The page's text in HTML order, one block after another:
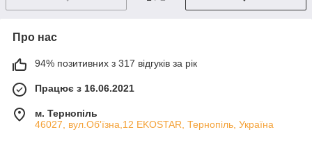
Про нас
94% позитивних з 317 відгуків за рік
Працює з 16.06.2021
м. Тернопіль
46027, вул.Об'їзна,12 EKOSTAR, Тернопіль, Україна